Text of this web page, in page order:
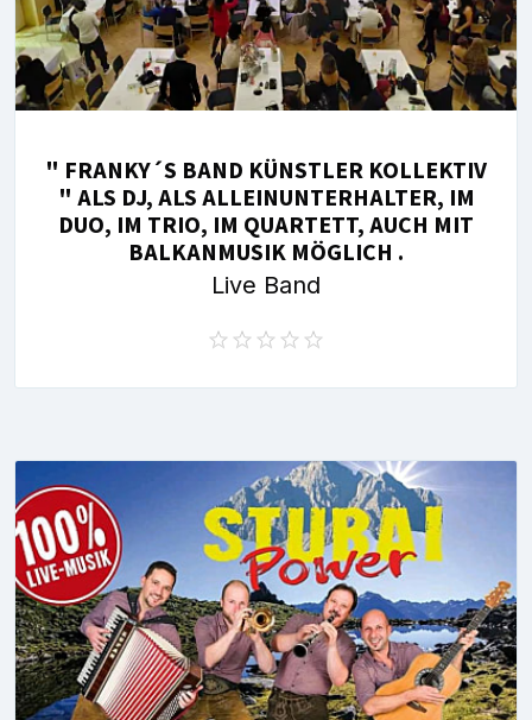
" FRANKY´S BAND KÜNSTLER KOLLEKTIV
" ALS DJ, ALS ALLEINUNTERHALTER, IM
DUO, IM TRIO, IM QUARTETT, AUCH MIT
BALKANMUSIK MÖGLICH .
Live Band